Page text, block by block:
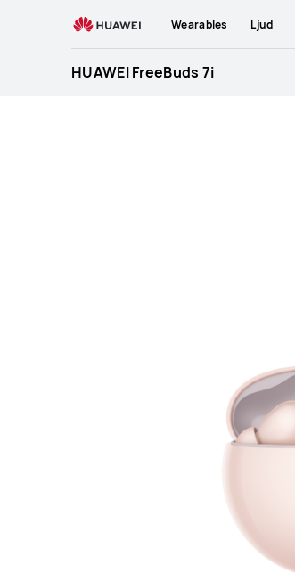
Specification
Wearables Ljud
HUAWEI FreeBuds 7i